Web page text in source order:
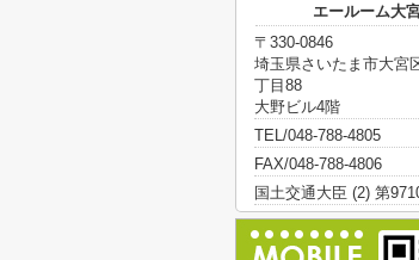
エールーム大
〒330-0846
埼玉県さいたま市大宮
丁目88
大野ビル4階
TEL/048-788-4805
FAX/048-788-4806
国土交通大臣 (2) 第